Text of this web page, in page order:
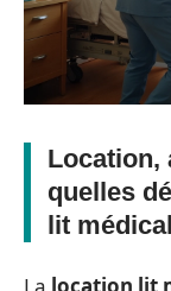
Location,
quelles
lit
La location lit